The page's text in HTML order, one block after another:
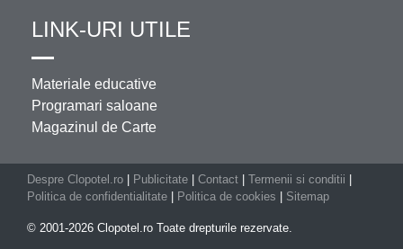
LINK-URI UTILE
Materiale educative
Programari saloane
Magazinul de Carte
Despre Clopotel.ro Publicitate Contact Termenii si conditii
Politica de confidentialitate
Politica de cookies Sitemap
© 2001-2026 Clopotel.ro Toate drepturile rezervate.